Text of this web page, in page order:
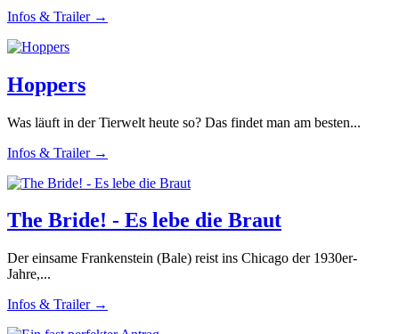
Infos & Trailer →
Hoppers
Was läuft in der Tierwelt heute so? Das findet man am besten...
Infos & Trailer →
The Bride! - Es lebe die Braut
Der einsame Frankenstein (Bale) reist ins Chicago der 1930er-
Jahre,...
Infos & Trailer →